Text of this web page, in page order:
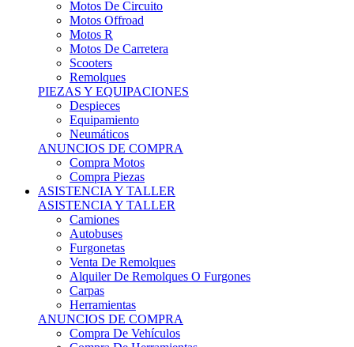
Motos R
Motos De Carretera
Scooters
Remolques
PIEZAS Y EQUIPACIONES
Despieces
Equipamiento
Neumáticos
ANUNCIOS DE COMPRA
Compra Motos
Compra Piezas
ASISTENCIA Y TALLER
ASISTENCIA Y TALLER
Camiones
Autobuses
Furgonetas
Venta De Remolques
Alquiler De Remolques O Furgones
Carpas
Herramientas
ANUNCIOS DE COMPRA
Compra De Vehículos
Compra De Herramientas